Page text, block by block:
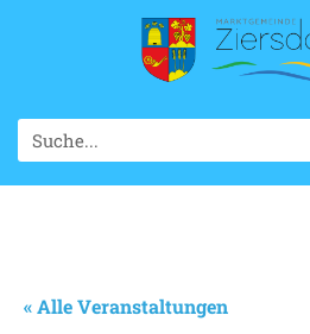
« Alle Veranstaltungen